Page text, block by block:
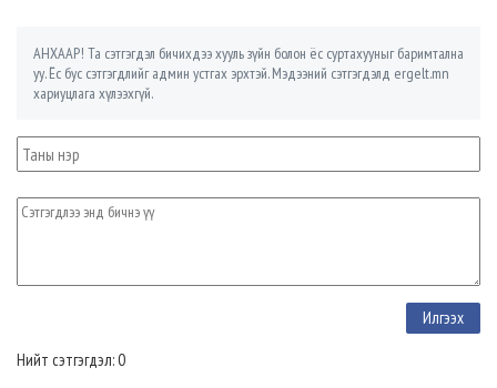
АНХААР! Та сэтгэгдэл бичихдээ хууль зүйн болон ёс суртахууныг баримтална
уу. Ёс бус сэтгэгдлийг админ устгах эрхтэй. Мэдээний сэтгэгдэлд ergelt.mn
хариуцлага хүлээхгүй.
Нийт сэтгэгдэл: 0